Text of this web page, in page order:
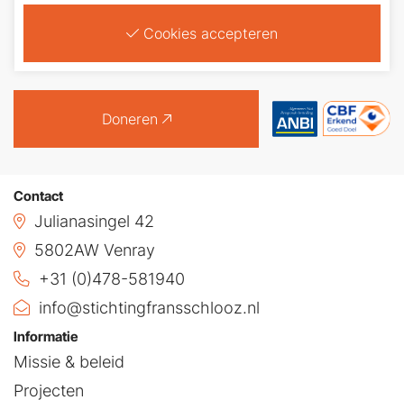
Contact
Julianasingel 42
5802AW Venray
+31 (0)478-581940
info@stichtingfransschlooz.nl
Informatie
Missie & beleid
Projecten
4840 18 ten name van Stichting Frans Schlooz
(BIC: INGBNL2A)
Doneren
Cookies accepteren